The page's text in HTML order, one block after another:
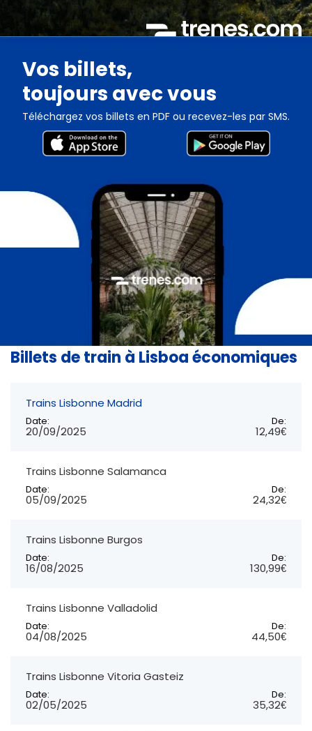
Vos billets,
toujours avec vous
Téléchargez vos billets en PDF ou recevez-les par SMS.
Billets de train à Lisboa économiques
Trains Lisbonne Madrid
Date:
20/09/2025
De:
12,49€
Trains Lisbonne Salamanca
Date:
05/09/2025
De:
24,32€
Trains Lisbonne Burgos
Date:
16/08/2025
De:
130,99€
Trains Lisbonne Valladolid
Date:
04/08/2025
De:
44,50€
Trains Lisbonne Vitoria Gasteiz
Date:
02/05/2025
De:
35,32€